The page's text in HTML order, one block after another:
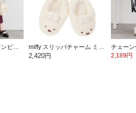
レースピンタックワンピース miffy スリッパチャーム ミッフィー【ミッフィー】
2,420円
2,189円